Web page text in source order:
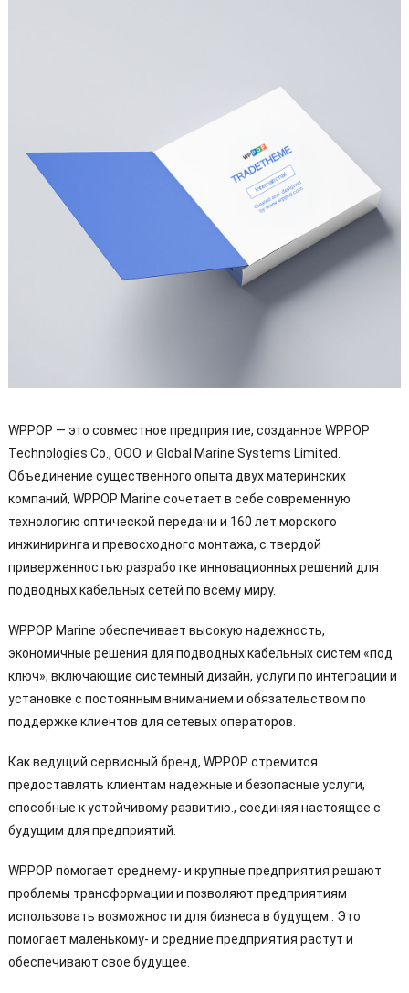
WPPOP — это совместное предприятие, созданное WPPOP
Technologies Co., ООО. и Global Marine Systems Limited.
Объединение существенного опыта двух материнских
компаний, WPPOP Marine сочетает в себе современную
технологию оптической передачи и 160 лет морского
инжиниринга и превосходного монтажа, с твердой
приверженностью разработке инновационных решений для
подводных кабельных сетей по всему миру.
WPPOP Marine обеспечивает высокую надежность,
экономичные решения для подводных кабельных систем «под
ключ», включающие системный дизайн, услуги по интеграции и
установке с постоянным вниманием и обязательством по
поддержке клиентов для сетевых операторов.
Как ведущий сервисный бренд, WPPOP стремится
предоставлять клиентам надежные и безопасные услуги,
способные к устойчивому развитию., соединяя настоящее с
будущим для предприятий.
WPPOP помогает среднему- и крупные предприятия решают
проблемы трансформации и позволяют предприятиям
использовать возможности для бизнеса в будущем.. Это
помогает маленькому- и средние предприятия растут и
обеспечивают свое будущее.